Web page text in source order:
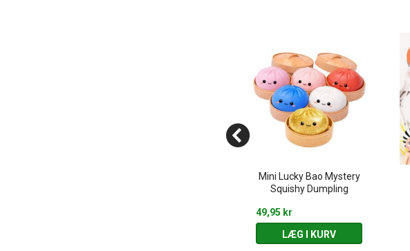
Mini Lucky Bao Mystery
Squishy Dumpling
49,95 kr
LÆG I KURV